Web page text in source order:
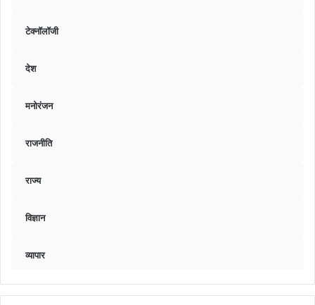
टेक्नॉलॉजी
देश
मनोरंजन
राजनीति
राज्य
विज्ञान
व्यापार